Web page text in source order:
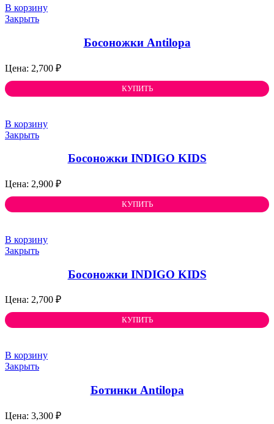
В корзину
Закрыть
Босоножки Antilopa
2,700 ₽
КУПИТЬ
В корзину
Закрыть
Босоножки INDIGO KIDS
2,900 ₽
КУПИТЬ
В корзину
Закрыть
Босоножки INDIGO KIDS
2,700 ₽
КУПИТЬ
В корзину
Закрыть
Ботинки Antilopa
3,300 ₽